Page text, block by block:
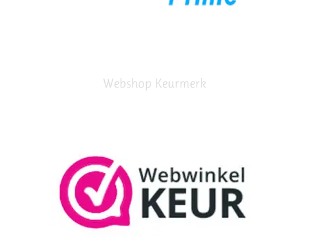
Webshop Keurmerk